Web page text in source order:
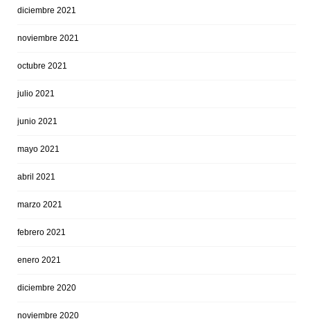
diciembre 2021
noviembre 2021
octubre 2021
julio 2021
junio 2021
mayo 2021
abril 2021
marzo 2021
febrero 2021
enero 2021
diciembre 2020
noviembre 2020